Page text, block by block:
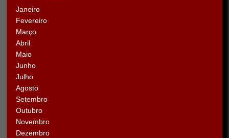
Janeiro
Fevereiro
Março
Abril
Maio
Junho
Julho
Agosto
Setembro
Outubro
Novembro
Dezembro